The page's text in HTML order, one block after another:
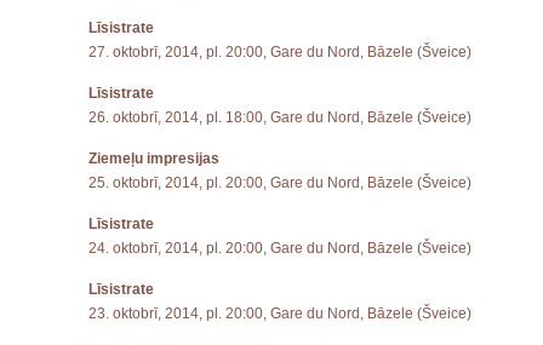
Līsistrate
27. oktobrī, 2014, pl. 20:00, Gare du Nord, Bāzele (Šveice)
Līsistrate
26. oktobrī, 2014, pl. 18:00, Gare du Nord, Bāzele (Šveice)
Ziemeļu impresijas
25. oktobrī, 2014, pl. 20:00, Gare du Nord, Bāzele (Šveice)
Līsistrate
24. oktobrī, 2014, pl. 20:00, Gare du Nord, Bāzele (Šveice)
Līsistrate
23. oktobrī, 2014, pl. 20:00, Gare du Nord, Bāzele (Šveice)